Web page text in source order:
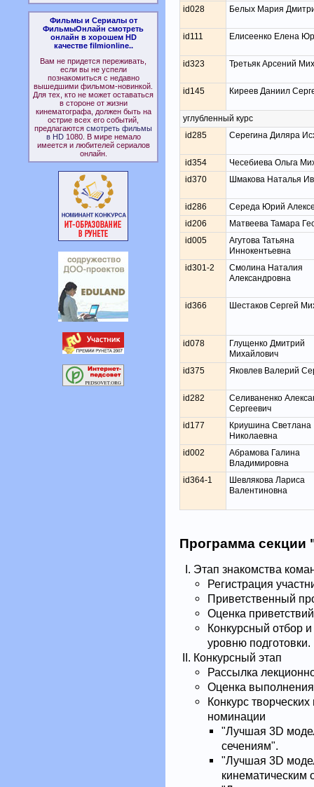
id028
Белых Мария
id111 Елисеенко Елена
id323 Третьяк Арсений
id145 Киреев Даниил
углубленный курс
id285
Серегина Диляра
id354
Чесебиева Ольга
id370
Шмакова Наталья
id286
Середа Юрий
id206
Матвеева Тамара
id005
Агутова Татьяна
Иннокентьевна
id301-2
Смолина Наталия
Александровна
id366 Шестаков Сергей
id078
Глущенко Дмитрий
Михайлович
id375
Яковлев Валерий
id282
Селиваненко
Сергеевич
id177
Криушина Светлана
Николаевна
id002
Абрамова Галина
Владимировна
id364-1
Шевлякова Лариса
Валентиновна
Программа
Этап знакомства
Регистрация
Приветственный
Оценка
Конкурсный отбор
уровню подготовки.
Конкурсный этап
Рассылка
Оценка выполнения
Конкурс
номинации
"Лучшая 3D
сечениям".
"Лучшая 3D
кинематическим
Фильмы и Сериалы от
ФильмыОнлайн смотреть
онлайн в хорошем HD
качестве filmionline..
Вам не придется переживать,
если вы не успели
познакомиться с недавно
вышедшими фильмом-новинкой.
Для тех, кто не может оставаться
в стороне от жизни
кинематографа, должен быть на
острие всех его событий,
предлагаются смотреть фильмы
в HD1080. В мире немало
имеется и любителей сериалов
онлайн.